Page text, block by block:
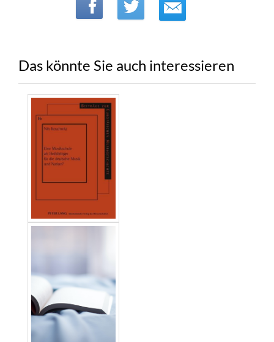
Das könnte Sie auch interessieren